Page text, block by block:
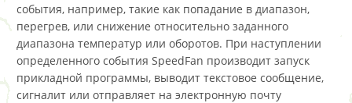
события, например, такие как попадание в диапазон,
перегрев, или снижение относительно заданного
диапазона температур или оборотов. При наступлении
определенного события SpeedFan производит запуск
прикладной программы, выводит текстовое сообщение,
сигналит или отправляет на электронную почту